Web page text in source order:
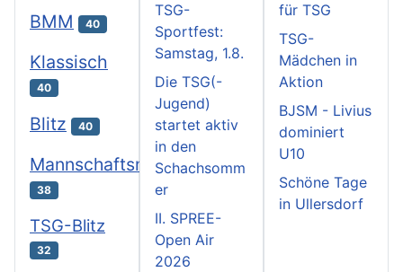
BMM 40
Klassisch
40
Blitz 40
Mannschaftsmeisterschaften
38
TSG-Blitz
32
TSG-
Sportfest:
Samstag, 1.8.
Die TSG(-
Jugend)
startet aktiv
in den
Schachsomm
er
II. SPREE-
Open Air
2026
für TSG
TSG-
Mädchen in
Aktion
BJSM - Livius
dominiert
U10
Schöne Tage
in Ullersdorf